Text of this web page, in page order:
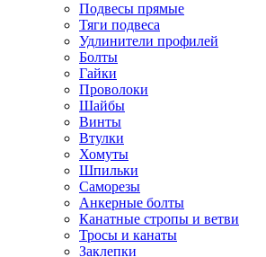
Подвесы прямые
Тяги подвеса
Удлинители профилей
Болты
Гайки
Проволоки
Шайбы
Винты
Втулки
Хомуты
Шпильки
Саморезы
Анкерные болты
Канатные стропы и ветви
Тросы и канаты
Заклепки